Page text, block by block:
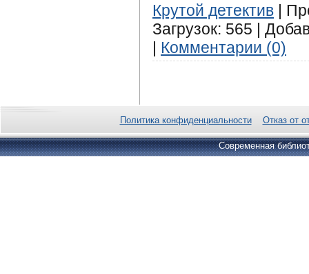
Крутой детектив |
Загрузок: 565 |
| Комментарии (0)
Политика конфиденциальности Отказ от
Современная